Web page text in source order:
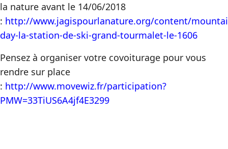
la nature avant le 14/06/2018
: http://www.jagispourlanature.org/content/
day-la-station-de-ski-grand-tourmalet-le-1606
Pensez à organiser votre covoiturage pour vous
rendre sur place
: http://www.movewiz.fr/participation?
PMW=33TiUS6A4jf4E3299